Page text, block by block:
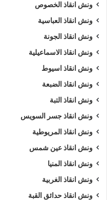
ونش انقاذ الخصوص
ونش انقاذ العباسية
ونش انقاذ الجونة
ونش انقاذ الاسماعيلية
ونش انقاذ اسيوط
ونش انقاذ الضبعة
ونش انقاذ التبة
ونش انقاذ جسر السويس
ونش انقاذ المريوطية
ونش انقاذ عين شمس
ونش انقاذ المنيا
ونش انقاذ الغربية
ونش انقاذ حدائق القبة